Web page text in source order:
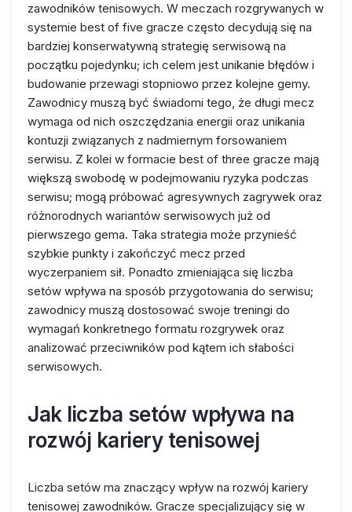
zawodników tenisowych. W meczach rozgrywanych w
systemie best of five gracze często decydują się na
bardziej konserwatywną strategię serwisową na
początku pojedynku; ich celem jest unikanie błędów i
budowanie przewagi stopniowo przez kolejne gemy.
Zawodnicy muszą być świadomi tego, że długi mecz
wymaga od nich oszczędzania energii oraz unikania
kontuzji związanych z nadmiernym forsowaniem
serwisu. Z kolei w formacie best of three gracze mają
większą swobodę w podejmowaniu ryzyka podczas
serwisu; mogą próbować agresywnych zagrywek oraz
różnorodnych wariantów serwisowych już od
pierwszego gema. Taka strategia może przynieść
szybkie punkty i zakończyć mecz przed
wyczerpaniem sił. Ponadto zmieniająca się liczba
setów wpływa na sposób przygotowania do serwisu;
zawodnicy muszą dostosować swoje treningi do
wymagań konkretnego formatu rozgrywek oraz
analizować przeciwników pod kątem ich słabości
serwisowych.
Jak liczba setów wpływa na
rozwój kariery tenisowej
Liczba setów ma znaczący wpływ na rozwój kariery
tenisowej zawodników. Gracze specjalizujący się w